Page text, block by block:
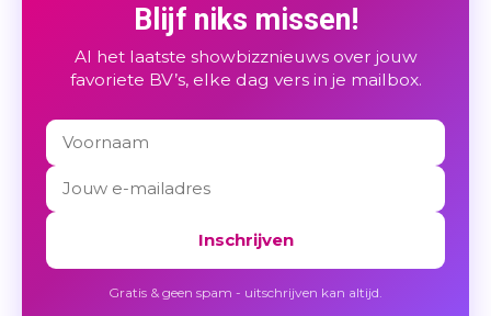
Blijf niks missen!
Al het laatste showbizznieuws over jouw
favoriete BV’s, elke dag vers in je mailbox.
Inschrijven
Gratis & geen spam - uitschrijven kan altijd.